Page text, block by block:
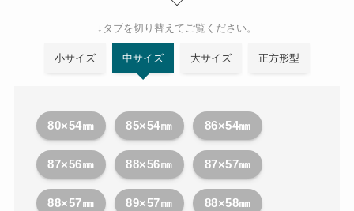
↓タブを切り替えてご覧ください。
小サイズ 中サイズ 大サイズ 正方形型
80×54㎜ 85×54㎜ 86×54㎜
87×56㎜ 88×56㎜ 87×57㎜
88×57㎜ 89×57㎜ 88×58㎜